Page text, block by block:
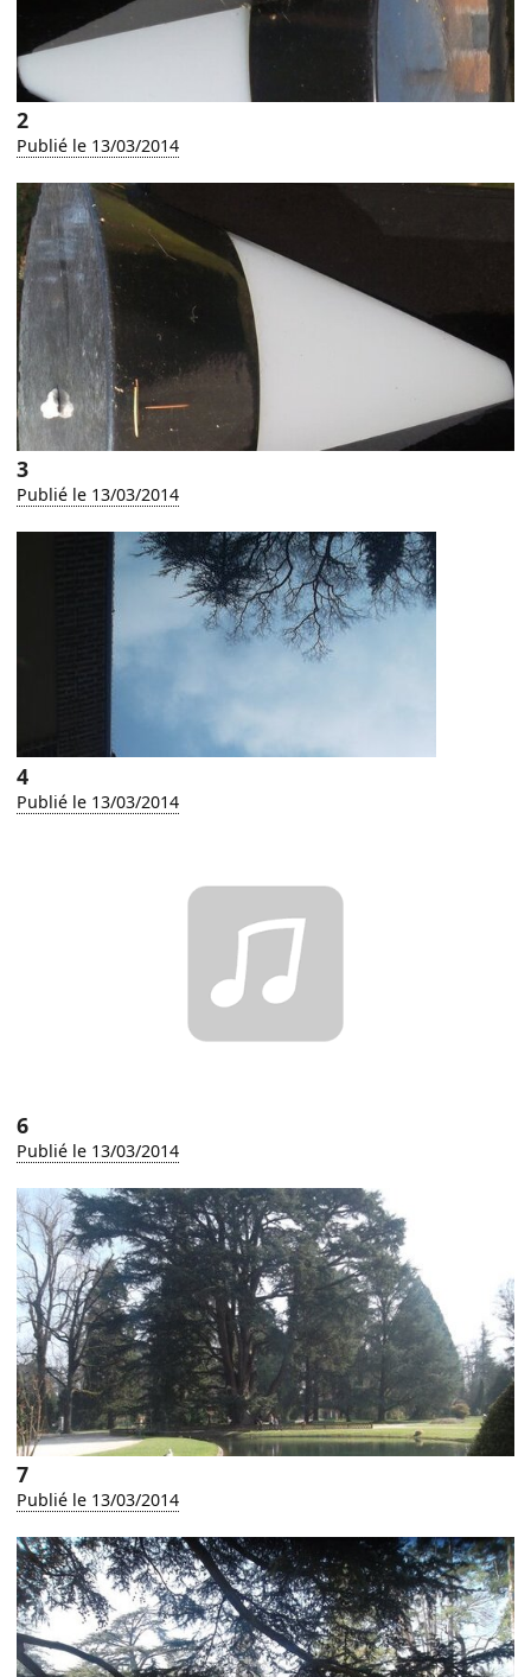
2
Publié le 13/03/2014
3
Publié le 13/03/2014
4
Publié le 13/03/2014
6
Publié le 13/03/2014
7
Publié le 13/03/2014